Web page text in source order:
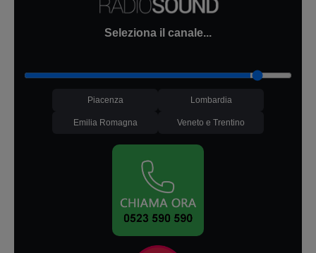
Seleziona il canale...
Piacenza Lombardia
Emilia Romagna Veneto e Trentino